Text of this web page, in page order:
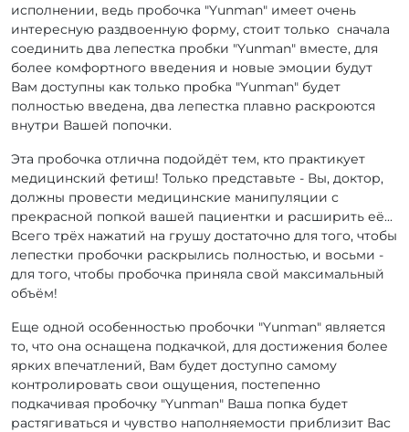
исполнении, ведь пробочка "Yunman" имеет очень
интересную раздвоенную форму, стоит только сначала
соединить два лепестка пробки "Yunman" вместе, для
более комфортного введения и новые эмоции будут
Вам доступны как только пробка "Yunman" будет
полностью введена, два лепестка плавно раскроются
внутри Вашей попочки.
Эта пробочка отлична подойдёт тем, кто практикует
медицинский фетиш! Только представьте - Вы, доктор,
должны провести медицинские манипуляции с
прекрасной попкой вашей пациентки и расширить её...
Всего трёх нажатий на грушу достаточно для того, чтобы
лепестки пробочки раскрылись полностью, и восьми -
для того, чтобы пробочка приняла свой максимальный
объём!
Еще одной особенностью пробочки "Yunman" является
то, что она оснащена подкачкой, для достижения более
ярких впечатлений, Вам будет доступно самому
контролировать свои ощущения, постепенно
подкачивая пробочку "Yunman" Ваша попка будет
растягиваться и чувство наполняемости приблизит Вас